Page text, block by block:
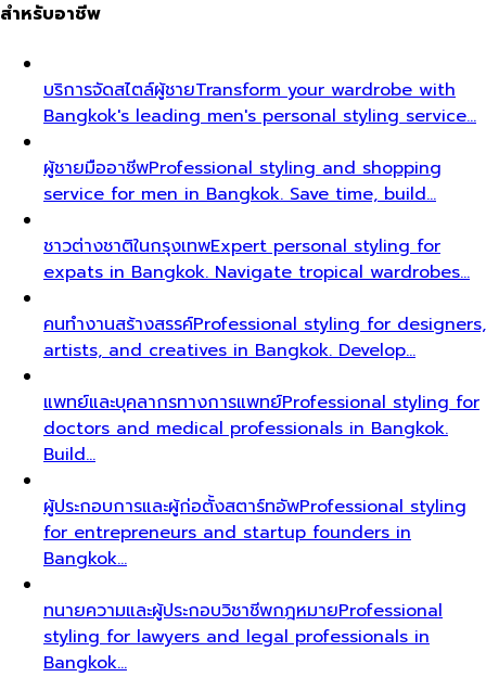
สำหรับอาชีพ
บริการจัดสไตล์ผู้ชายTransform your wardrobe with
Bangkok's leading men's personal styling service…
ผู้ชายมืออาชีพProfessional styling and shopping
service for men in Bangkok. Save time, build…
ชาวต่างชาติในกรุงเทพExpert personal styling for
expats in Bangkok. Navigate tropical wardrobes…
คนทำงานสร้างสรรค์Professional styling for designers,
artists, and creatives in Bangkok. Develop…
แพทย์และบุคลากรทางการแพทย์Professional styling for
doctors and medical professionals in Bangkok.
Build…
ผู้ประกอบการและผู้ก่อตั้งสตาร์ทอัพProfessional styling
for entrepreneurs and startup founders in
Bangkok…
ทนายความและผู้ประกอบวิชาชีพกฎหมายProfessional
styling for lawyers and legal professionals in
Bangkok…